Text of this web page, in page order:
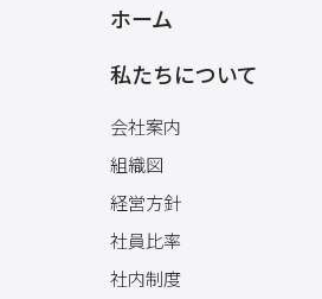
ホーム
私たちについて
会社案内
組織図
経営方針
社員比率
社内制度